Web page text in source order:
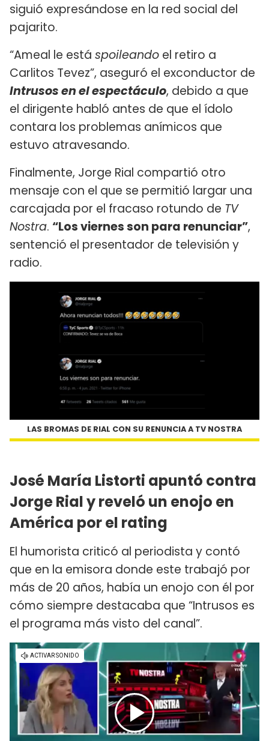
siguió expresándose en la red social del
pajarito.
“Ameal le está spoileando el retiro a
Carlitos Tevez”, aseguró el exconductor de
Intrusos en el espectáculo, debido a que
el dirigente habló antes de que el ídolo
contara los problemas anímicos que
estuvo atravesando.
Finalmente, Jorge Rial compartió otro
mensaje con el que se permitió largar una
carcajada por el fracaso rotundo de TV
Nostra. “Los viernes son para renunciar”,
sentenció el presentador de televisión y
radio.
LAS BROMAS DE RIAL CON SU RENUNCIA A TV NOSTRA
José María Listorti apuntó contra
Jorge Rial y reveló un enojo en
América por el rating
El humorista criticó al periodista y contó
que en la emisora donde este trabajó por
más de 20 años, había un enojo con él por
cómo siempre destacaba que “Intrusos es
el programa más visto del canal”.